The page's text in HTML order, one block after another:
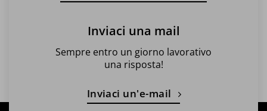
Inviaci una mail
Sempre entro un giorno lavorativo
una risposta!
Inviaci un'e-mail